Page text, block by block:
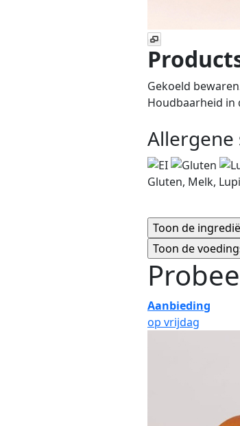
Gekoeld
Houdbaarheid in
Allergene
Gluten, Melk,
Aanbieding
op vrijdag